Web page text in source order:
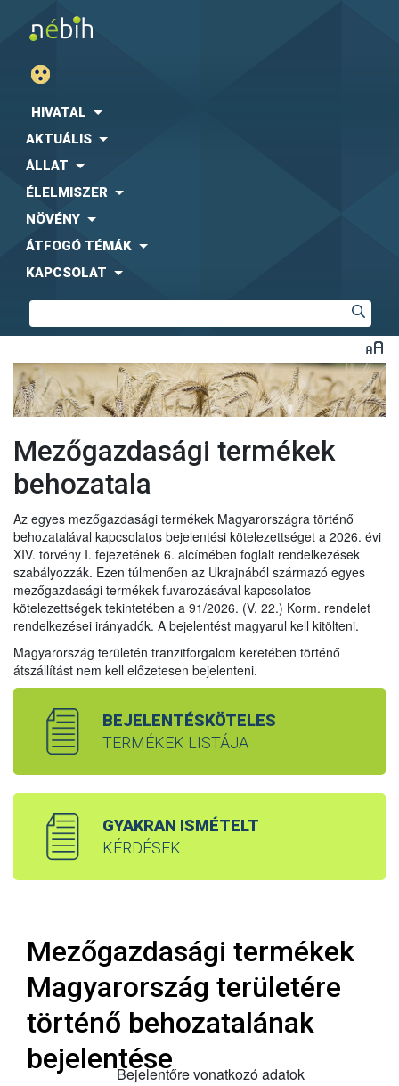
HIVATAL
AKTUÁLIS
ÁLLAT
ÉLELMISZER
NÖVÉNY
ÁTFOGÓ TÉMÁK
KAPCSOLAT
Mezőgazdasági termékek
behozatala
Az egyes mezőgazdasági termékek Magyarországra történő
behozatalával kapcsolatos bejelentési kötelezettséget a 2026. évi
XIV. törvény I. fejezetének 6. alcímében foglalt rendelkezések
szabályozzák. Ezen túlmenően az Ukrajnából származó egyes
mezőgazdasági termékek fuvarozásával kapcsolatos
kötelezettségek tekintetében a 91/2026. (V. 22.) Korm. rendelet
rendelkezései irányadók. A bejelentést magyarul kell kitölteni.
Magyarország területén tranzitforgalom keretében történő
átszállítást nem kell előzetesen bejelenteni.
BEJELENTÉSKÖTELES
TERMÉKEK LISTÁJA
GYAKRAN ISMÉTELT
KÉRDÉSEK
Mezőgazdasági termékek
Magyarország területére
történő behozatalának
bejelentéseBejelentőre vonatkozó adatok